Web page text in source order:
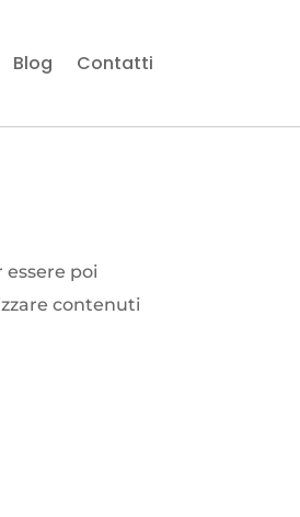
Blog Contatti
poi
contenuti